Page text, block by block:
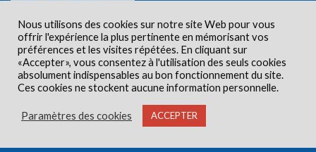
EMPLOYEE PORTAL
Droits d'auteur © 2026 Centre de santé communautaire
Carlington. Tous droits réservés.
Nous utilisons des cookies sur notre site Web pour vous
offrir l'expérience la plus pertinente en mémorisant vos
préférences et les visites répétées. En cliquant sur
«Accepter», vous consentez à l'utilisation des seuls cookies
absolument indispensables au bon fonctionnement du site.
Ces cookies ne stockent aucune information personnelle.
Paramètres des cookies ACCEPTER